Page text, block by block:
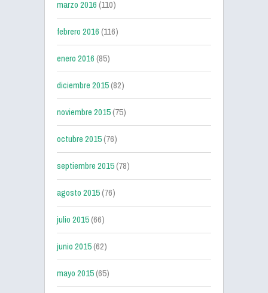
marzo 2016(110)
febrero 2016(116)
enero 2016(85)
diciembre 2015(82)
noviembre 2015(75)
octubre 2015(76)
septiembre 2015(78)
agosto 2015(76)
julio 2015(66)
junio 2015(62)
mayo 2015(65)